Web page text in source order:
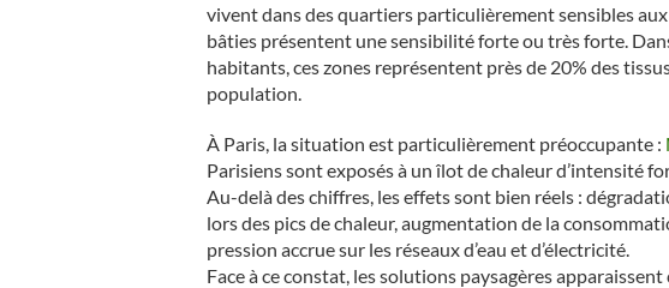
vivent dans des quartiers particulièrement sensibles
bâties présentent une sensibilité forte ou très forte.
habitants, ces zones représentent près de 20% des
population.
À Paris, la situation est particulièrement préoccupante :
Parisiens sont exposés à un îlot de chaleur d’intensité
Au-delà des chiffres, les effets sont bien réels :
lors des pics de chaleur, augmentation de la
pression accrue sur les réseaux d’eau et d’électricité.
Face à ce constat, les solutions paysagères